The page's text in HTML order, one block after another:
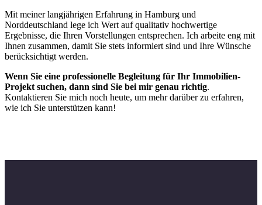
Mit meiner langjährigen Erfahrung in Hamburg und
Norddeutschland lege ich Wert auf qualitativ hochwertige
Ergebnisse, die Ihren Vorstellungen entsprechen. Ich arbeite eng mit
Ihnen zusammen, damit Sie stets informiert sind und Ihre Wünsche
berücksichtigt werden.
Wenn Sie eine professionelle Begleitung für Ihr Immobilien-
Projekt suchen, dann sind Sie bei mir genau richtig.
Kontaktieren Sie mich noch heute, um mehr darüber zu erfahren,
wie ich Sie unterstützen kann!